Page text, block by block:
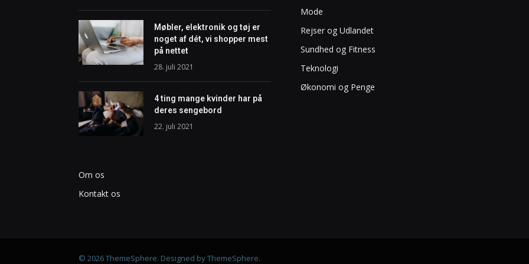
Møbler, elektronik og tøj er
noget af dét, vi shopper mest
på nettet
28. juli 2021
4 ting mange kvinder har på
deres sengebord
22. juli 2021
Mode
Rejser og Udlandet
Sundhed og Fitness
Teknologi
Økonomi og Penge
Om os
Kontakt os
© 2026 ThemeSphere. Designed byThemeSphere.